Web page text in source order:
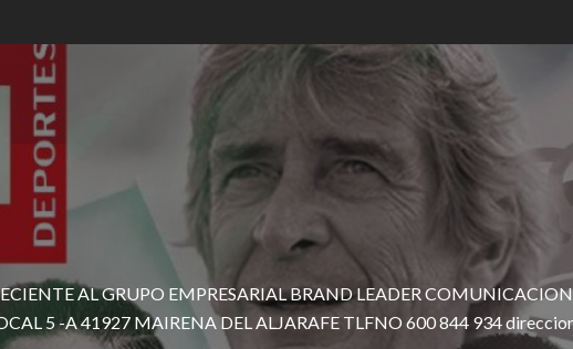
AL GRUPO EMPRESARIAL BRAND LEADER
5 -A 41927 MAIRENA DEL ALJARAFE TLFNO 600 844 934